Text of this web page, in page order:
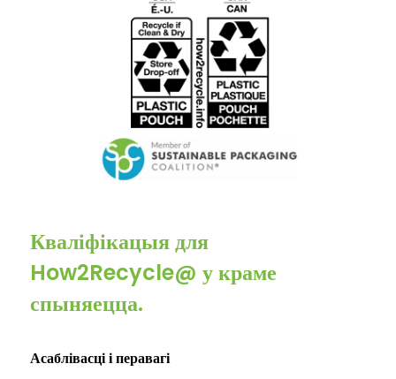
Кваліфікацыя для
How2Recycle@ у краме
спыняецца.
Асаблівасці і перавагі